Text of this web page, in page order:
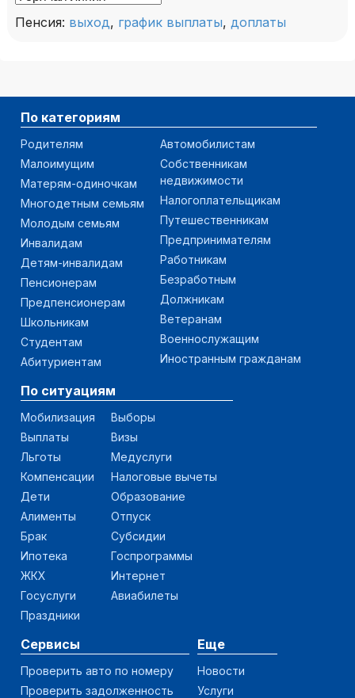
Пенсия: выход, график выплаты, доплаты
По категориям
Родителям
Малоимущим
Матерям-одиночкам
Многодетным семьям
Молодым семьям
Инвалидам
Детям-инвалидам
Пенсионерам
Предпенсионерам
Школьникам
Студентам
Абитуриентам
Автомобилистам
Собственникам
недвижимости
Налогоплательщикам
Путешественникам
Предпринимателям
Работникам
Безработным
Должникам
Ветеранам
Военнослужащим
Иностранным гражданам
По ситуациям
Мобилизация
Выплаты
Льготы
Компенсации
Дети
Алименты
Брак
Ипотека
ЖКХ
Госуслуги
Праздники
Выборы
Визы
Медуслуги
Налоговые вычеты
Образование
Отпуск
Субсидии
Госпрограммы
Интернет
Авиабилеты
Сервисы
Проверить авто по номеру
Проверить задолженность
Еще
Новости
Услуги